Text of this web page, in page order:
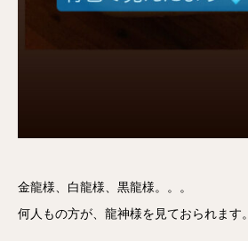
金龍様、白龍様、黒龍様。。。
何人もの方が、龍神様を見ておられます。